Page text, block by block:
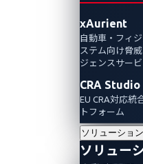
xAurient
自動車・フィ
ステム向け脅
ジェンスサービ
CRA Studio
EU CRA対応統
トフォーム
ソリューション
ソリュー